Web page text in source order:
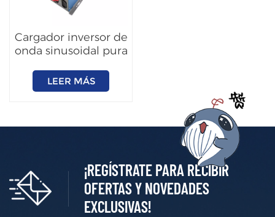
Cargador inversor de
onda sinusoidal pura
LEER MÁS
¡REGÍSTRATE PARA RECIBIR
OFERTAS Y NOVEDADES
EXCLUSIVAS!